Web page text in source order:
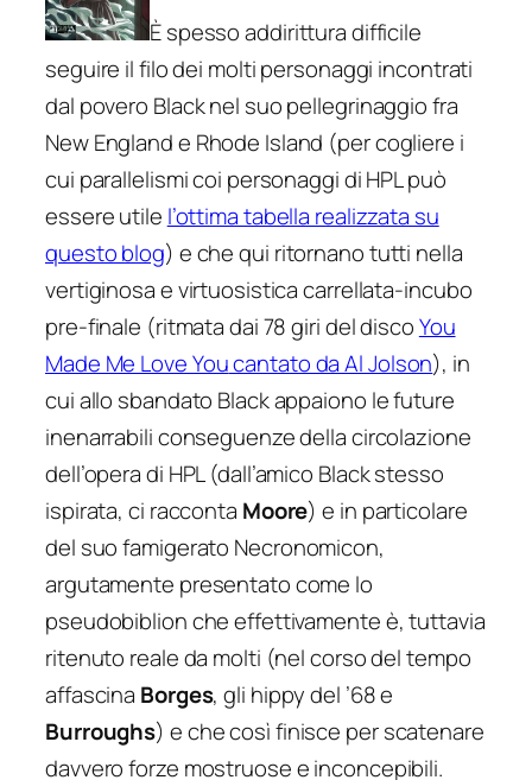
È spesso addirittura difficile
seguire il filo dei molti personaggi incontrati
dal povero Black nel suo pellegrinaggio fra
New England e Rhode Island (per cogliere i
cui parallelismi coi personaggi di HPL può
essere utile l’ottima tabella realizzata su
questo blog) e che qui ritornano tutti nella
vertiginosa e virtuosistica carrellata-incubo
pre-finale (ritmata dai 78 giri del discoYou
Made Me Love Youcantato da Al Jolson), in
cui allo sbandato Black appaiono le future
inenarrabili conseguenze della circolazione
dell’opera di HPL (dall’amico Black stesso
ispirata, ci racconta Moore) e in particolare
del suo famigerato Necronomicon,
argutamente presentato come lo
pseudobiblion che effettivamente è, tuttavia
ritenuto reale da molti (nel corso del tempo
affascina Borges, gli hippy del ’68 e
Burroughs) e che così finisce per scatenare
davvero forze mostruose e inconcepibili.